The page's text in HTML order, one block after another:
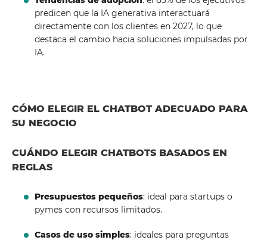
predicen que la IA generativa interactuará
directamente con los clientes en 2027, lo que
destaca el cambio hacia soluciones impulsadas por
IA.
CÓMO ELEGIR EL CHATBOT ADECUADO PARA
SU NEGOCIO
CUÁNDO ELEGIR CHATBOTS BASADOS ​​EN
REGLAS
Presupuestos pequeños: ideal para startups o
pymes con recursos limitados.
Casos de uso simples: ideales para preguntas